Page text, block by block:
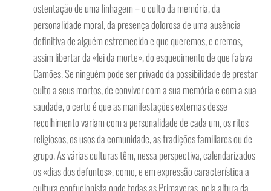
ostentação de uma linhagem – o culto da memória, da
personalidade moral, da presença dolorosa de uma ausência
definitiva de alguém estremecido e que queremos, e cremos,
assim libertar da «lei da morte», do esquecimento de que falava
Camões. Se ninguém pode ser privado da possibilidade de prestar
culto a seus mortos, de conviver com a sua memória e com a sua
saudade, o certo é que as manifestações externas desse
recolhimento variam com a personalidade de cada um, os ritos
religiosos, os usos da comunidade, as tradições familiares ou de
grupo. As várias culturas têm, nessa perspectiva, calendarizados
os «dias dos defuntos», como, e em expressão característica a
cultura confucionista onde todas as Primaveras, pela altura da